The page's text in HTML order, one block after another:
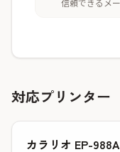
信頼できるメ
対応プリンター
カラリオ EP-